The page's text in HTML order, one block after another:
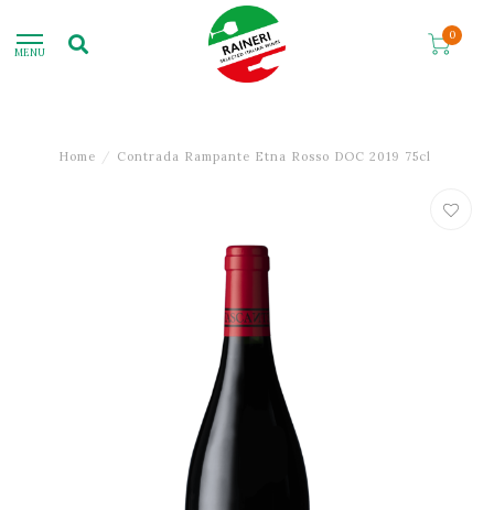
MENU
0
Home / Contrada Rampante Etna Rosso DOC 2019 75cl